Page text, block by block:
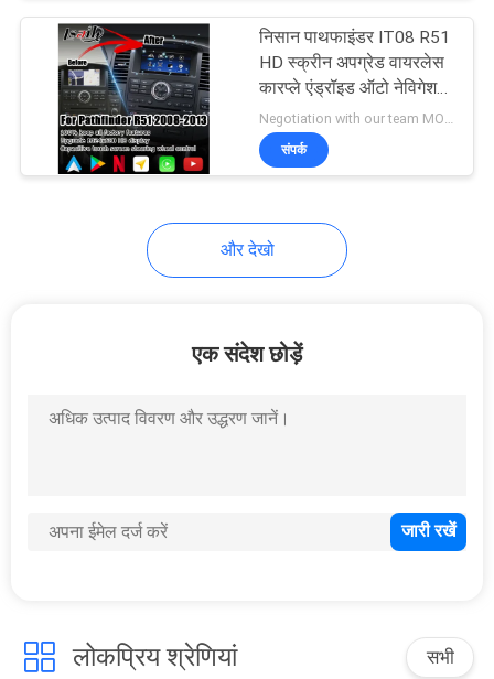
निसान पाथफाइंडर IT08 R51
HD स्क्रीन अपग्रेड वायरलेस
कारप्ले एंड्रॉइड ऑटो नेविगेशन
बॉक्स
Negotiation with our team MOQ:1 पीस
संपर्क
और देखो
एक संदेश छोड़ें
लोकप्रिय श्रेणियां सभी